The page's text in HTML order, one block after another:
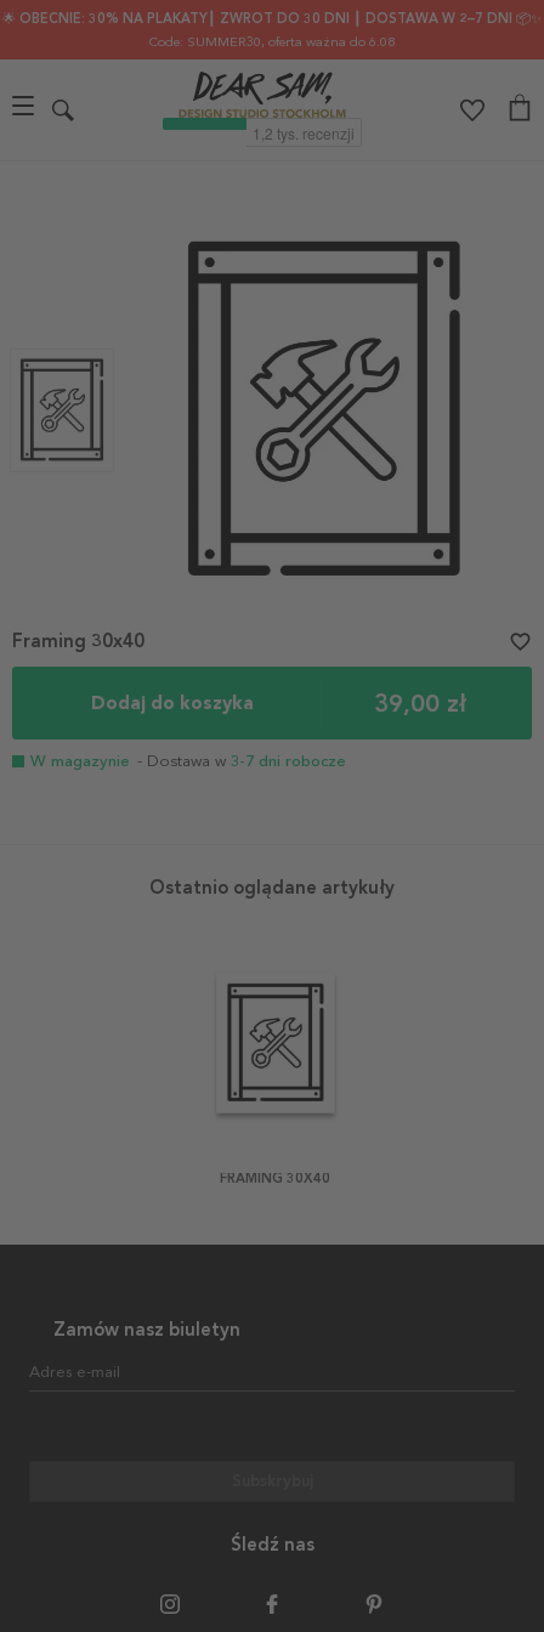
🌟 OBECNIE: 30% NA PLAKATY┃ ZWROT DO 30 DNI ┃ DOSTAWA W 2–7 DNI 📦✨
Code: SUMMER30, oferta ważna do 6.08
Dodaj do koszyka 39,00 zł
W magazynie - Dostawa w 3-7 dni robocze
Framing 30x40 favorite_border
Ostatnio oglądane artykuły
FRAMING 30X40
Zamów nasz biuletyn
Adres e-mail
Śledź nas